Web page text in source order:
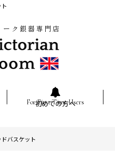
ーク銀器専門店
初めての方へ
バスケット